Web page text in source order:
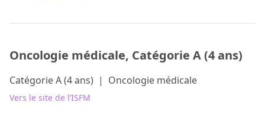
Oncologie médicale, Catégorie A (4 ans)
Catégorie A (4 ans) | Oncologie médicale
Vers le site de l’ISFM